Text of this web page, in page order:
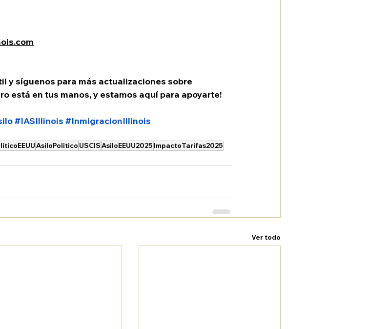
y síguenos para más actualizaciones sobre
está en tus manos, y estamos aquí para apoyarte!
#IASIllinois #InmigracionIllinois
AsiloPolitico USCISAsiloEEUU2025 ImpactoTarifas2025
Ver todo